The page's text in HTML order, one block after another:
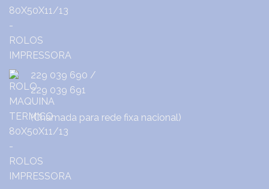
229 039 690 /
229 039 691
(Chamada para rede fixa nacional)